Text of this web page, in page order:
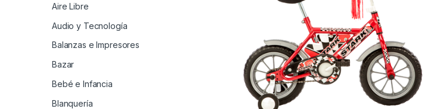
Aire Libre
Audio y Tecnología
Balanzas e Impresores
Bazar
Bebé e Infancia
Blanquería